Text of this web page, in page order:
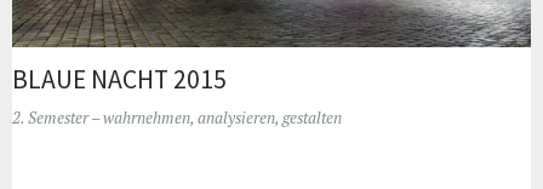
BLAUE NACHT 2015
2. Semester – wahrnehmen, analysieren, gestalten